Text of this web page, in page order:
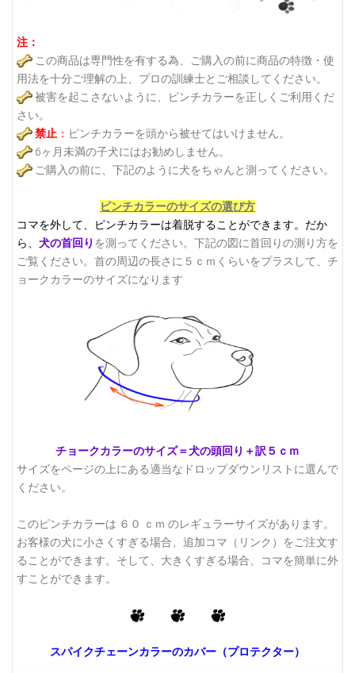
注：
この商品は専門性を有する為、ご購入の前に商品の特徴・使
用法を十分ご理解の上、プロの訓練士とご相談してください。
被害を起こさないように、ピンチカラーを正しくご利用くだ
さい。
禁止 ： ピンチカラーを頭から被せてはいけません。
6ヶ月未満の子犬にはお勧めしません。
ご購入の前に、下記のように犬をちゃんと測ってください。
ピンチカラーのサイズの選び方
コマを外して、ピンチカラーは着脱することができます。 だか
ら、 犬の首回り を測ってください。下記の図に首回りの測り方を
ご覧ください。 首の周辺の長さに５ｃｍくらいをプラスして、チ
ョークカラーのサイズになります
チョークカラーのサイズ＝犬の頭回り＋訳５ｃｍ
サイズをページの上にある適当なドロップダウンリストに選んで
ください。
このピンチカラーは ６０ ｃｍ のレギュラーサイズがあります。
お客様の犬に小さくすぎる場合、追加コマ（リンク）をご注文す
ることができます。そして、大きくすぎる場合、コマを簡単に外
すことができます。
スパイクチェーンカラーのカバー（プロテクター）